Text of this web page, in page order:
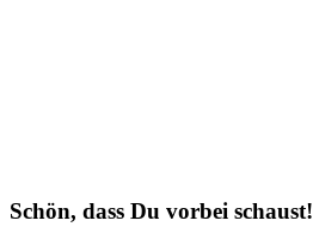
Schön, dass Du vorbei schaust!